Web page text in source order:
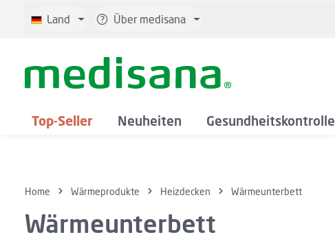
Hauptinhalt springen
Zur Suche springen
Zur Hauptnavigation springen
Land Über medisana
Top-Seller Neuheiten Gesundheitskontrolle
Home Wärmeprodukte Heizdecken Wärmeunterbett
Wärmeunterbett